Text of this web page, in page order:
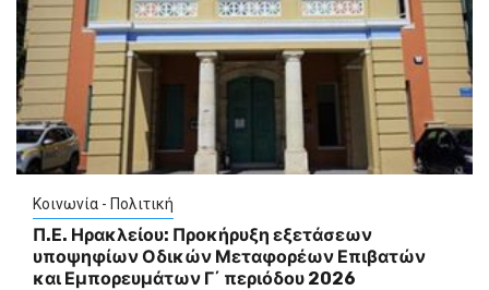
Κοινωνία - Πολιτική
Π.Ε. Ηρακλείου: Προκήρυξη εξετάσεων
υποψηφίων Οδικών Μεταφορέων Επιβατών
και Εμπορευμάτων Γ΄ περιόδου 2026